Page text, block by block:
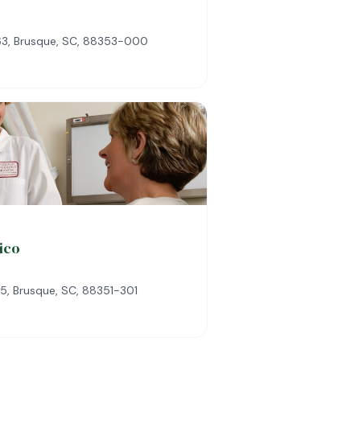
Brusque, SC, 88353-000
Brusque, SC, 88351-301